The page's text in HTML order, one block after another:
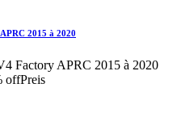
2015 à 2020
Factory APRC 2015 à 2020
offPreis